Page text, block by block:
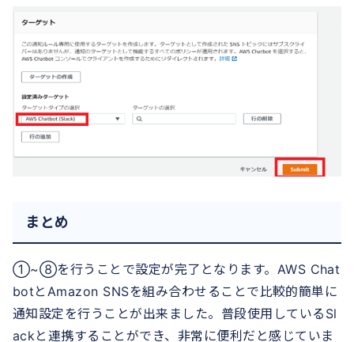
まとめ
①~⑧を行うことで設定が完了となります。AWS Chat
botとAmazon SNSを組み合わせることで比較的簡単に
通知設定を行うことが出来ました。普段使用しているSl
ackと連携することができ、非常に便利だと感じていま